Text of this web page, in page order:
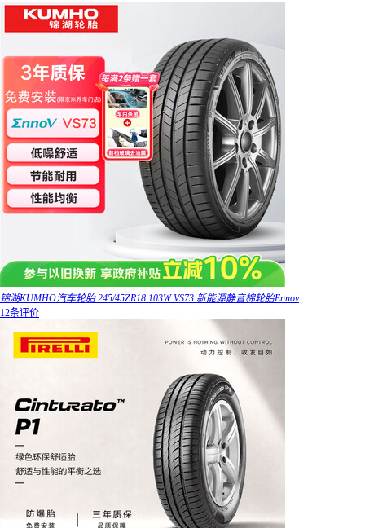
锦湖KUMHO汽车轮胎 245/45ZR18 103W VS73 新能源静音棉轮胎Ennov
12条评价